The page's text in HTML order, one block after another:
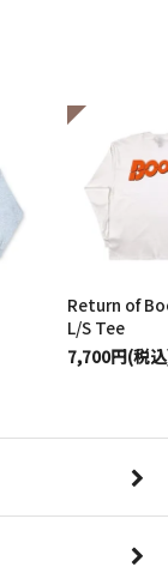
Return of
L/S Tee
7,700円(税